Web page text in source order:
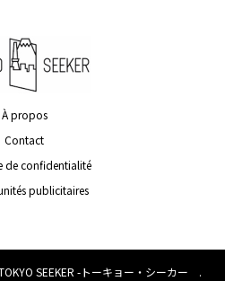
À propos
Contact
de confidentialité
publicitaires
SEEKER -トーキョー・シーカー .